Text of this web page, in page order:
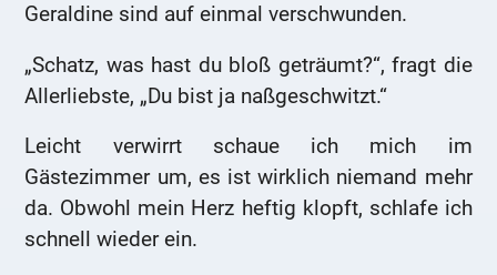
Geraldine sind auf einmal verschwunden.
„Schatz, was hast du bloß geträumt?“, fragt die
Allerliebste, „Du bist ja naßgeschwitzt.“
Leicht verwirrt schaue ich mich im
Gästezimmer um, es ist wirklich niemand mehr
da. Obwohl mein Herz heftig klopft, schlafe ich
schnell wieder ein.